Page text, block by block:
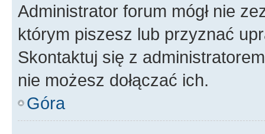
Administrator forum mógł nie
którym piszesz lub przyznać
Skontaktuj się z
nie możesz dołączać ich.
Góra